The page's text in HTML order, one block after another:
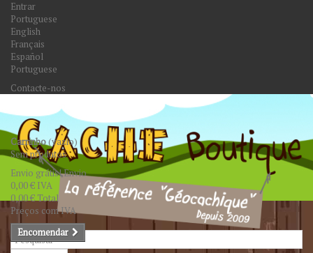
Entrar
Portuguese
English
Français
Español
Portuguese
Contacte-nos
Carrinho(vazio)
Sem produtos
Envio grátis!Envio
0,00 € IVA
0,00 €Total
Preços com IVA
Encomendar